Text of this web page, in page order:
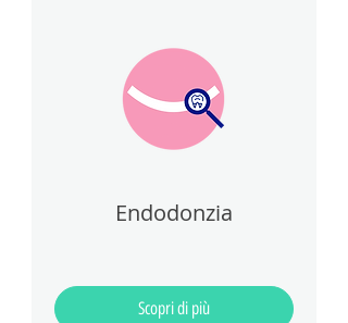
Endodonzia
Scopri di più